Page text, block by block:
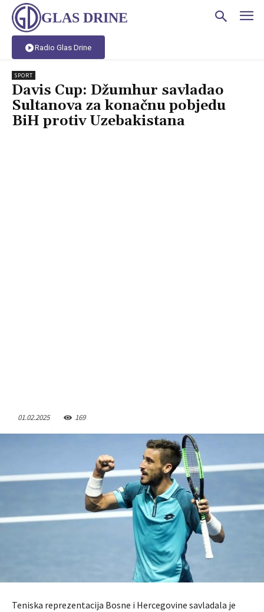
GLAS DRINE
Radio Glas Drine
SPORT
Davis Cup: Džumhur savladao
Sultanova za konačnu pobjedu
BiH protiv Uzebakistana
01.02.2025 169
Teniska reprezentacija Bosne i Hercegovine savladala je